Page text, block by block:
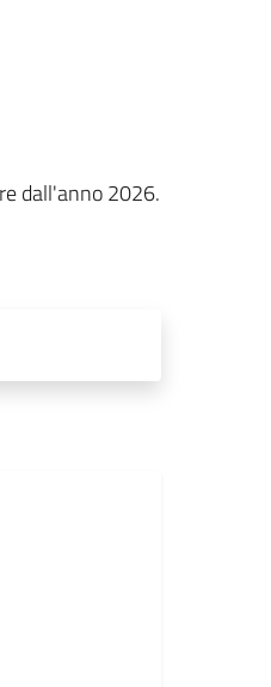
dall'anno 2026.